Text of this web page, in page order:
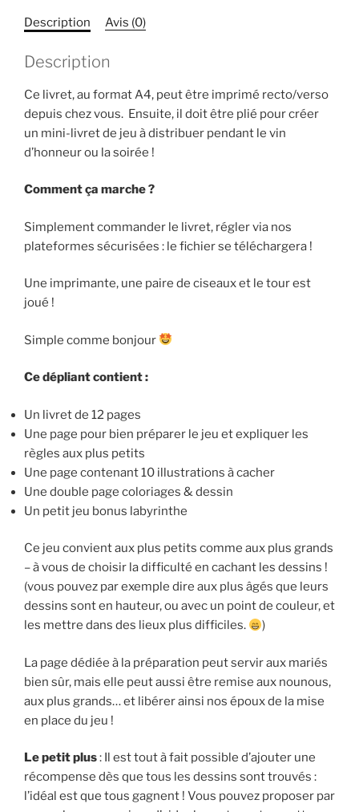
jeu
la
aux
trésors
!
Description Avis (0)
Description
Ce livret, au format A4, peut être imprimé recto/verso
depuis chez vous. Ensuite, il doit être plié pour créer
un mini-livret de jeu à distribuer pendant le vin
d’honneur ou la soirée !
Comment ça marche ?
Simplement commander le livret, régler via nos
plateformes sécurisées : le fichier se téléchargera !
Une imprimante, une paire de ciseaux et le tour est
joué !
Simple comme bonjour
Ce dépliant contient :
Un livret de 12 pages
Une page pour bien préparer le jeu et expliquer les
règles aux plus petits
Une page contenant 10 illustrations à cacher
Une double page coloriages & dessin
Un petit jeu bonus labyrinthe
Ce jeu convient aux plus petits comme aux plus grands
– à vous de choisir la difficulté en cachant les dessins !
(vous pouvez par exemple dire aux plus âgés que leurs
dessins sont en hauteur, ou avec un point de couleur, et
les mettre dans des lieux plus difficiles.
)
La page dédiée à la préparation peut servir aux mariés
bien sûr, mais elle peut aussi être remise aux nounous,
aux plus grands… et libérer ainsi nos époux de la mise
en place du jeu !
Le petit plus: Il est tout à fait possible d’ajouter une
récompense dès que tous les dessins sont trouvés :
l’idéal est que tous gagnent ! Vous pouvez proposer par